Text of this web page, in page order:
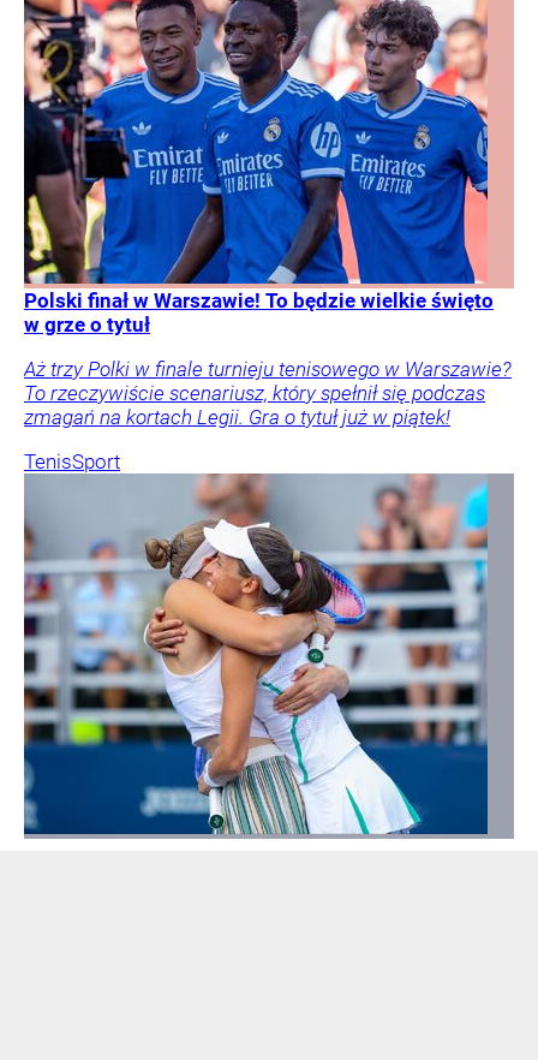
Polski finał w Warszawie! To będzie wielkie święto
w grze o tytuł
Aż trzy Polki w finale turnieju tenisowego w Warszawie?
To rzeczywiście scenariusz, który spełnił się podczas
zmagań na kortach Legii. Gra o tytuł już w piątek!
TenisSport